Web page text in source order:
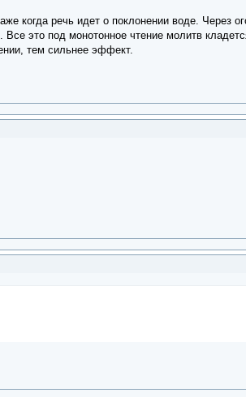
когда речь идет о поклонении воде. Через
это под монотонное чтение молитв
тем сильнее эффект.